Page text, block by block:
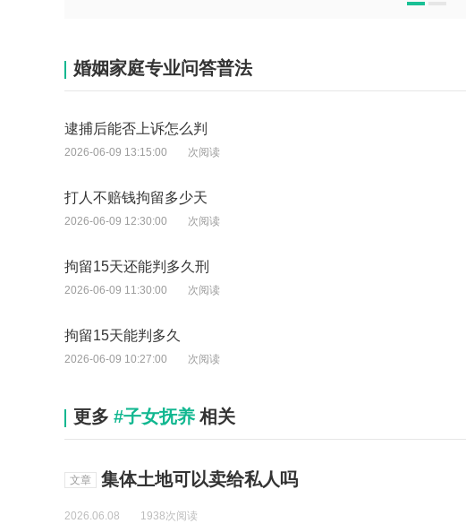
婚姻家庭专业问答普法
逮捕后能否上诉怎么判
2026-06-09 13:15:00 次阅读
打人不赔钱拘留多少天
2026-06-09 12:30:00 次阅读
拘留15天还能判多久刑
2026-06-09 11:30:00 次阅读
拘留15天能判多久
2026-06-09 10:27:00 次阅读
更多 #子女抚养 相关
文章 集体土地可以卖给私人吗
2026.06.08 1938次阅读